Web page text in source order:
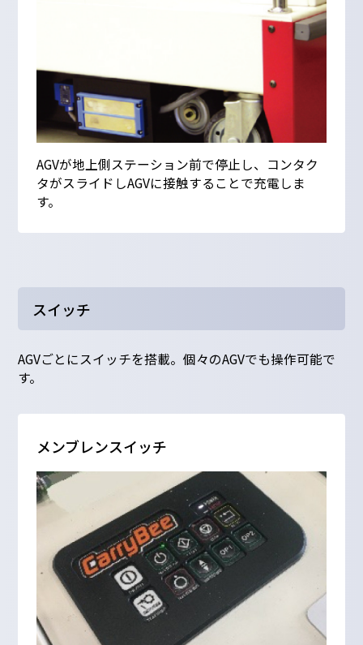
AGVが地上側ステーション前で停止し、コンタク
タがスライドしAGVに接触することで充電しま
す。
スイッチ
AGVごとにスイッチを搭載。個々のAGVでも操作可能で
す。
メンブレンスイッチ